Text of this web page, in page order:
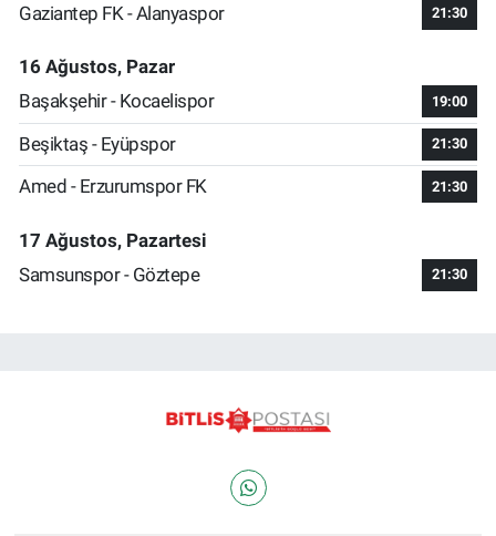
Gaziantep FK - Alanyaspor 21:30
16 Ağustos, Pazar
Başakşehir - Kocaelispor
19:00
Beşiktaş - Eyüpspor 21:30
Amed - Erzurumspor FK 21:30
17 Ağustos, Pazartesi
Samsunspor - Göztepe
21:30